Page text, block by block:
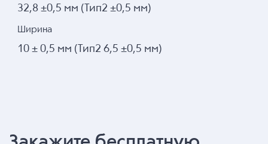
32,8 ±0,5 мм (Тип2 ±0,5 мм)
Ширина
10 ± 0,5 мм (Тип2 6,5 ±0,5 мм)